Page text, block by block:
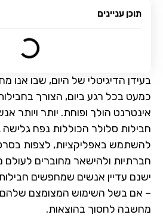
תוכן עניינים
בעידן הדיגיטלי של היום, שבו אנו
כמעט בכל רגע ביום, הצורך
אינטרנט הולך ופוחת. יותר ויותר
חבילות סלולר הכוללות נפח
להשתמש באפליקציות, לצפות
חברתיות ולהישאר מחוברים
ישנם עדיין אנשים שמחפשים
– אם בשל השימוש המצומצם שלהם
מחשבה לחסוך בהוצאות.